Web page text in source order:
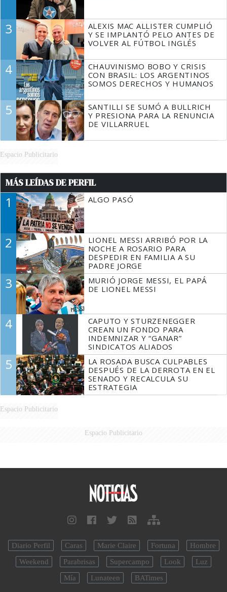
3
ALEXIS MAC ALLISTER CUMPLIÓ
Y SE IMPLANTÓ PELO ANTES DE
VOLVER AL FÚTBOL INGLÉS
4
CHAUVINISMO BOBO Y CRISIS
CON BRASIL: LOS ARGENTINOS
SOMOS DERECHOS Y HUMANOS
5
SANTILLI SE SUMÓ A BULLRICH
Y PRESIONA PARA LA RENUNCIA
DE VILLARRUEL
Espacio Publicitario
MÁS LEÍDAS DE PERFIL
1 ALGO PASÓ
2
LIONEL MESSI ARRIBÓ POR LA
NOCHE A ROSARIO PARA
DESPEDIR EN FAMILIA A SU
PADRE JORGE
3
MURIÓ JORGE MESSI, EL PAPÁ
DE LIONEL MESSI
4
CAPUTO Y STURZENEGGER
CREAN UN FONDO PARA
INDEMNIZAR Y “GANAR”
SINDICATOS ALIADOS
5
LA ROSADA BUSCA CULPABLES
DESPUÉS DE LA DERROTA EN EL
SENADO Y RECALCULA SU
ESTRATEGIA
Espacio Publicitario
Espacio Publicitario
Diario Perfil Caras Marie Claire Fortuna
Hombre
Weekend
Parabrisas Supercampo Look
Luz
Mía
Lunateen BATimes